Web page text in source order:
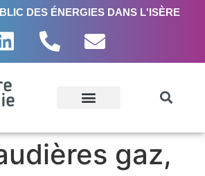
DES ÉNERGIES DANS L'ISÈRE
gaz,